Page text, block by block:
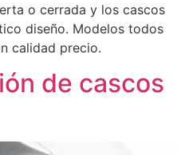
o cerrada y los cascos
diseño. Modelos todos
calidad precio.
de cascos